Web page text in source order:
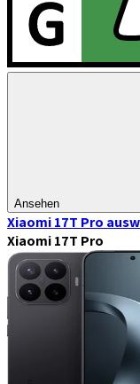
Ansehen
Xiaomi 17T Pro
Xiaomi 17T Pro